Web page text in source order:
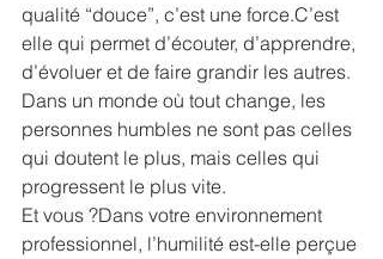
qualité “douce”, c’est une force.C’est
elle qui permet d’écouter, d’apprendre,
d’évoluer et de faire grandir les autres.
Dans un monde où tout change, les
personnes humbles ne sont pas celles
qui doutent le plus, mais celles qui
progressent le plus vite.
Et vous ?Dans votre environnement
professionnel, l’humilité est-elle perçue